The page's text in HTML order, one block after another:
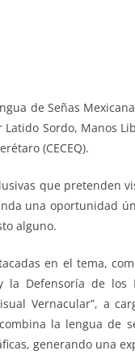
de Señas
Sordo, Manos
(CECEQ).
que pretenden
una oportunidad
alguno.
en el tema,
la Defensoría de los
Vernacular”, a
la lengua de
generando una